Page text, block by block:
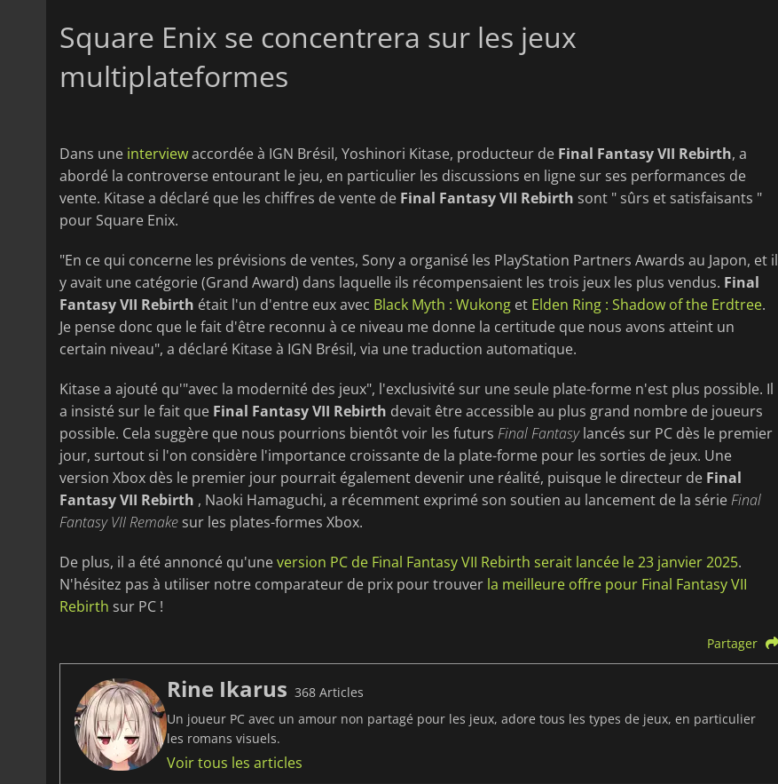
Square Enix se concentrera sur les jeux
multiplateformes
Dans une interviewaccordée à IGN Brésil, Yoshinori Kitase, producteur de Final Fantasy VII Rebirth, a
abordé la controverse entourant le jeu, en particulier les discussions en ligne sur ses performances de
vente. Kitase a déclaré que les chiffres de vente de Final Fantasy VII Rebirth sont " sûrs et satisfaisants "
pour Square Enix.
"En ce qui concerne les prévisions de ventes, Sony a organisé les PlayStation Partners Awards au Japon, et il
y avait une catégorie (Grand Award) dans laquelle ils récompensaient les trois jeux les plus vendus. Final
Fantasy VII Rebirth était l'un d'entre eux avec Black Myth : Wukong et Elden Ring : Shadow of the Erdtree.
Je pense donc que le fait d'être reconnu à ce niveau me donne la certitude que nous avons atteint un
certain niveau", a déclaré Kitase à IGN Brésil, via une traduction automatique.
Kitase a ajouté qu'"avec la modernité des jeux", l'exclusivité sur une seule plate-forme n'est plus possible. Il
a insisté sur le fait que Final Fantasy VII Rebirth devait être accessible au plus grand nombre de joueurs
possible. Cela suggère que nous pourrions bientôt voir les futurs Final Fantasylancés sur PC dès le premier
jour, surtout si l'on considère l'importance croissante de la plate-forme pour les sorties de jeux. Une
version Xbox dès le premier jour pourrait également devenir une réalité, puisque le directeur de Final
Fantasy VII Rebirth , Naoki Hamaguchi, a récemment exprimé son soutien au lancement de la sérieFinal
Fantasy VII Remake sur les plates-formes Xbox.
De plus, il a été annoncé qu'uneversion PC de Final Fantasy VII Rebirth serait lancée le 23 janvier 2025.
N'hésitez pas à utiliser notre comparateur de prix pour trouver la meilleure offre pour Final Fantasy VII
Rebirth sur PC !
Partager
Rine Ikarus 368 Articles
Un joueur PC avec un amour non partagé pour les jeux, adore tous les types de jeux, en particulier
les romans visuels.
Voir tous les articles